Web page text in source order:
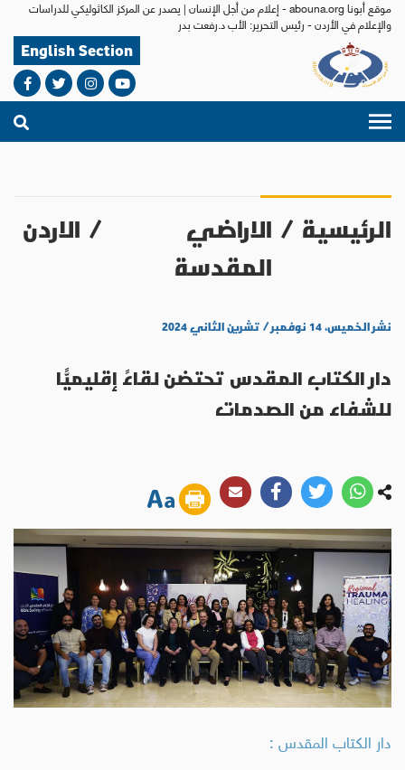
موقع أبونا abouna.org - إعلام من أجل الإنسان | يصدر عن المركز الكاثوليكي للدراسات
والإعلام في الأردن - رئيس التحرير: الأب د.رفعت بدر
English Section
الرئيسية / الاراضي
المقدسة
/ الاردن
نشر الخميس، ١٤ نوفمبر / تشرين الثاني ٢٠٢٤
دار الكتاب المقدس تحتضن لقاءً إقليميًّا
للشفاء من الصدمات
دار الكتاب المقدس :